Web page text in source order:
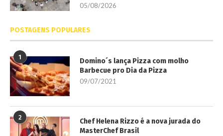
05/08/2026
POSTAGENS POPULARES
1
Domino´s lança Pizza com molho
Barbecue pro Dia da Pizza
09/07/2021
2
Chef Helena Rizzo é a nova jurada do
MasterChef Brasil